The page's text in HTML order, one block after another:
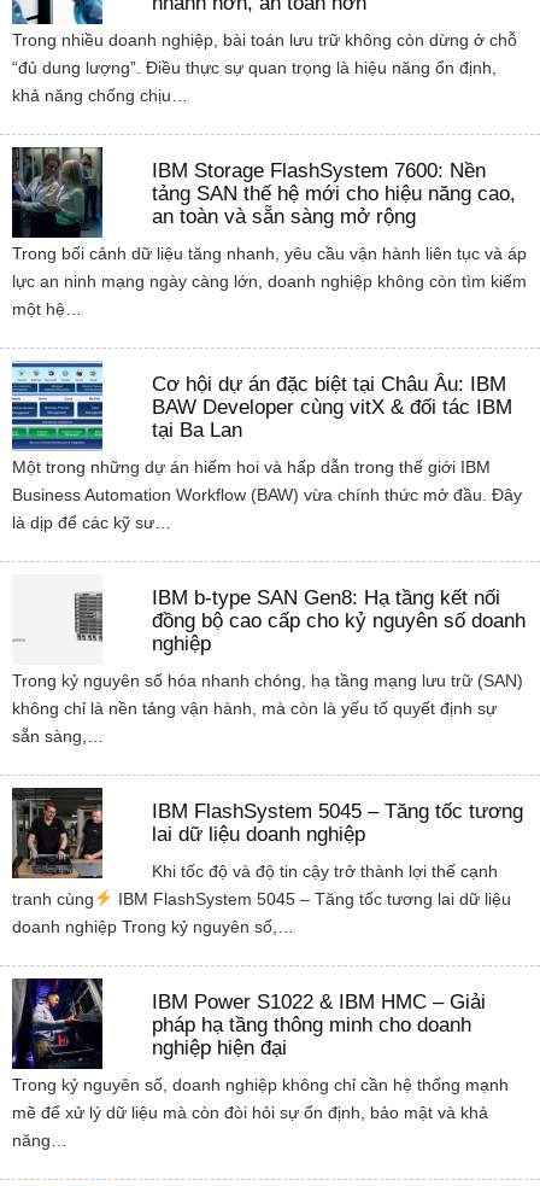
Trong nhiều doanh nghiệp, bài toán lưu trữ không còn dừng ở chỗ
“đủ dung lượng”. Điều thực sự quan trọng là hiệu năng ổn định,
khả năng chống chịu…
IBM Storage FlashSystem 7600: Nền
tảng SAN thế hệ mới cho hiệu năng cao,
an toàn và sẵn sàng mở rộng
Trong bối cảnh dữ liệu tăng nhanh, yêu cầu vận hành liên tục và áp
lực an ninh mạng ngày càng lớn, doanh nghiệp không còn tìm kiếm
một hệ…
Cơ hội dự án đặc biệt tại Châu Âu: IBM
BAW Developer cùng vitX & đối tác IBM
tại Ba Lan
Một trong những dự án hiếm hoi và hấp dẫn trong thế giới IBM
Business Automation Workflow (BAW) vừa chính thức mở đầu. Đây
là dịp để các kỹ sư…
IBM b-type SAN Gen8: Hạ tầng kết nối
đồng bộ cao cấp cho kỷ nguyên số doanh
nghiệp
Trong kỷ nguyên số hóa nhanh chóng, hạ tầng mạng lưu trữ (SAN)
không chỉ là nền tảng vận hành, mà còn là yếu tố quyết định sự
sẵn sàng,…
IBM FlashSystem 5045 – Tăng tốc tương
lai dữ liệu doanh nghiệp
Khi tốc độ và độ tin cậy trở thành lợi thế cạnh
tranh cùng
IBM FlashSystem 5045 – Tăng tốc tương lai dữ liệu
doanh nghiệp Trong kỷ nguyên số,…
IBM Power S1022 & IBM HMC – Giải
pháp hạ tầng thông minh cho doanh
nghiệp hiện đại
Trong kỷ nguyên số, doanh nghiệp không chỉ cần hệ thống mạnh
mẽ để xử lý dữ liệu mà còn đòi hỏi sự ổn định, bảo mật và khả
năng…